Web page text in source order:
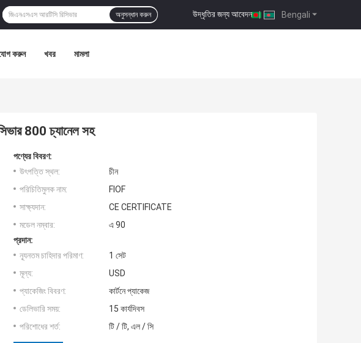
Bengali
উদ্ধৃতির জন্য আবেদন |
অনুসন্ধান করুন
করুন খবর মামলা
800 চ্যানেল সহ
পণ্যের বিবরণ:
উৎপত্তি স্থল:
চীন
পরিচিতিমুলক নাম:
FIOF
সাক্ষ্যদান:
CE CERTIFICATE
মডেল নম্বার:
এ 90
প্রদান:
ন্যূনতম চাহিদার পরিমাণ:
1 সেট
মূল্য:
USD
প্যাকেজিং বিবরণ:
কার্টনে প্যাকেজ
ডেলিভারি সময়:
15 কার্যদিবস
পরিশোধের শর্ত:
টি / টি, এল / সি